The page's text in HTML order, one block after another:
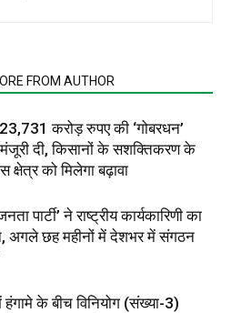
FROM AUTHOR
करोड़ रुपए की ‘गोबरधन’
दी, किसानों के सशक्तिकरण के
क्षेत्र को मिलेगा बढ़ावा
पार्टी’ ने राष्ट्रीय कार्यकारिणी का
अगले छह महीनों में देशभर में संगठन
के बीच विनियोग (संख्या-3)